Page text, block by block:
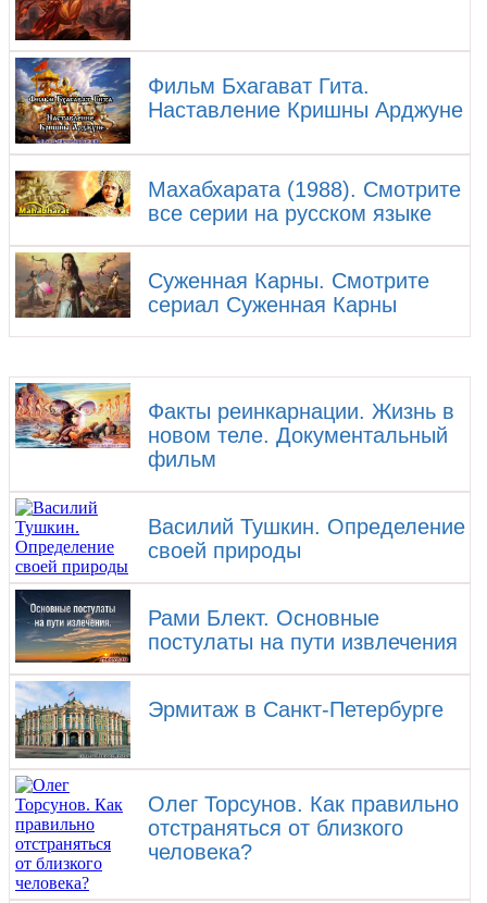
Фильм Бхагават Гита.
Наставление Кришны Арджуне
Махабхарата (1988). Смотрите
все серии на русском языке
Суженная Карны. Смотрите
сериал Суженная Карны
Факты реинкарнации. Жизнь в
новом теле. Документальный
фильм
Василий Тушкин. Определение
своей природы
Рами Блект. Основные
постулаты на пути извлечения
Эрмитаж в Санкт-Петербурге
Олег Торсунов. Как правильно
отстраняться от близкого
человека?